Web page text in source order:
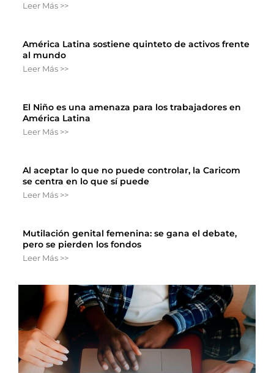
Leer Más >>
América Latina sostiene quinteto de activos frente
al mundo
Leer Más >>
El Niño es una amenaza para los trabajadores en
América Latina
Leer Más >>
Al aceptar lo que no puede controlar, la Caricom
se centra en lo que sí puede
Leer Más >>
Mutilación genital femenina: se gana el debate,
pero se pierden los fondos
Leer Más >>